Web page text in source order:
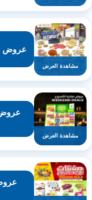
مشاهدة العرض
عروض
مشاهدة العرض